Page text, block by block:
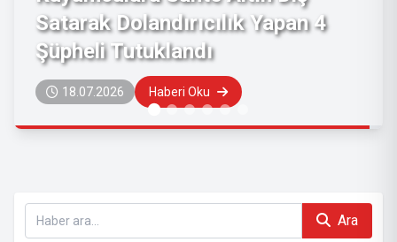
Muratpaşa'da Bir İşyerinde Taklit
Marka Ürünlere El Konuldu
27.06.2026 Haberi Oku
Ara